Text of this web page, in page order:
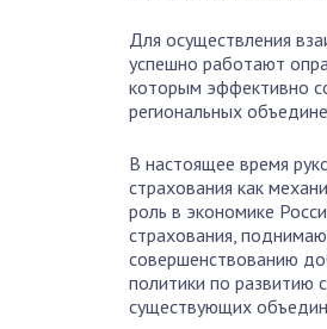
Для осуществления
успешно работают
которым эффективно
региональных
В настоящее время
страхования как
роль в экономике
страхования,
совершенствованию
политики по развитию
существующих